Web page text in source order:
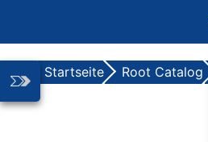
Startseite Root Catalog